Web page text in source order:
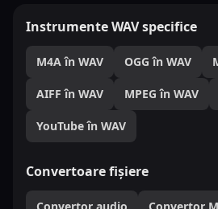
Instrumente WAV specifice
M4A în WAV OGG în WAV
AIFF în WAV MPEG în WAV
YouTube în WAV
Convertoare fișiere